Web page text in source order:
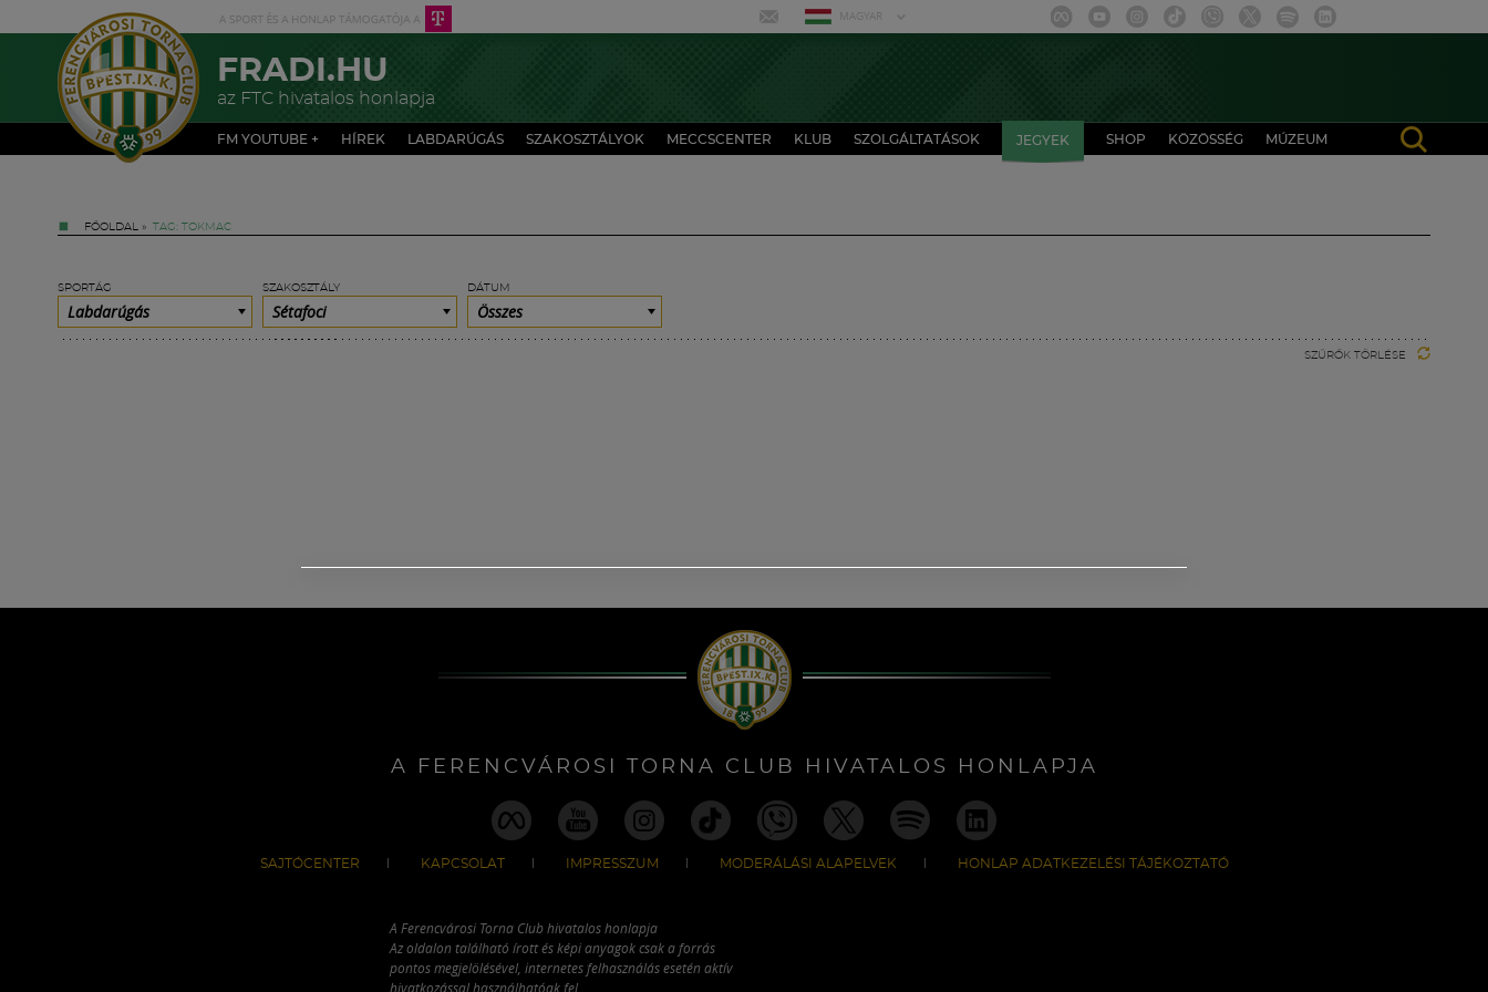
MAGYAR
FRADI.HU
az FTC hivatalos honlapja
FM YOUTUBE + HÍREK LABDARÚGÁS SZAKOSZTÁLYOK MECCSCENTER KLUB SZOLGÁLTATÁSOK JEGYEK SHOP KÖZÖSSÉG MÚZEUM
FŐOLDAL » TAG: TOKMAC
SPORTÁG
Labdarúgás
SZAKOSZTÁLY
Sétafoci
DÁTUM
Összes
SZŰRŐK TÖRLÉSE
A FERENCVÁROSI TORNA CLUB HIVATALOS HONLAPJA
SAJTÓCENTER KAPCSOLAT IMPRESSZUM MODERÁLÁSI ALAPELVEK HONLAP ADATKEZELÉSI TÁJÉKOZTATÓ
A Ferencvárosi Torna Club hivatalos honlapja
Az oldalon található írott és képi anyagok csak a forrás
pontos megjelölésével, internetes felhasználás esetén aktív
hivatkozással használhatóak fel.